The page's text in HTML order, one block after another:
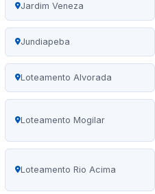
Jardim Veneza
Jundiapeba
Loteamento Alvorada
Loteamento Mogilar
Loteamento Rio Acima